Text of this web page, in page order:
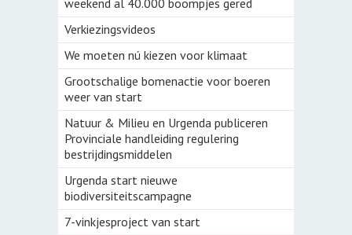
weekend al 40.000 boompjes gered
Verkiezingsvideos
We moeten nú kiezen voor klimaat
Grootschalige bomenactie voor boeren
weer van start
Natuur & Milieu en Urgenda publiceren
Provinciale handleiding regulering
bestrijdingsmiddelen
Urgenda start nieuwe
biodiversiteitscampagne
7-vinkjesproject van start